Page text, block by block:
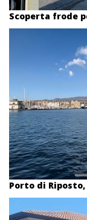
Scoperta frode
Porto di